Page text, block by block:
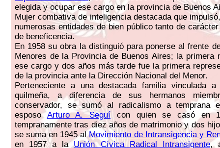
elegida y ocupar ese cargo en la provincia de Buenos
Mujer combativa de inteligencia destacada que
numerosas entidades de bien público tanto de
de beneficencia.
En 1958 su obra la distinguió para ponerse al frente
Menores de la Provincia de Buenos Aires; la primera
ese cargo y dos años más tarde fue la primera
de la provincia ante la Dirección Nacional del Menor.
Perteneciente a una destacada familia vinculada
quilmeña, a diferencia de sus hermanos
conservador, se sumó al radicalismo a temprana
esposoArturo A. Seguícon quien se casó en
tempranamente tras diez años de matrimonio y dos
se suma en 1945 alMovimiento de Intransigencia y
en 1957 a laUnión Cívica Radical Intransigente,